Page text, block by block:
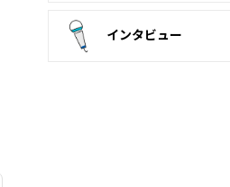
インタビュー